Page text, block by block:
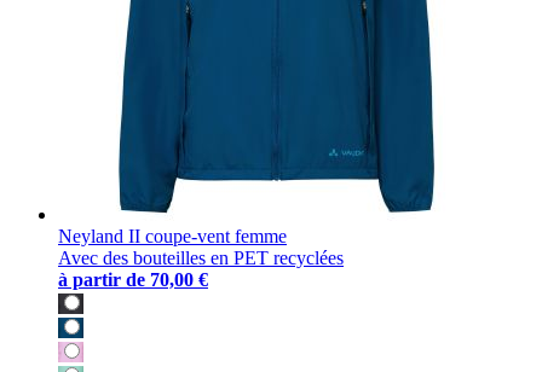
Neyland II coupe-vent femme
Avec des bouteilles en PET recyclées
à partir de 70,00 €